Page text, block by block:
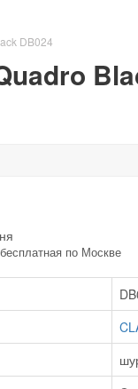
DB024
по Москве